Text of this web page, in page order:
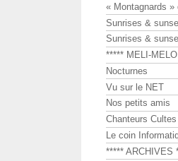
« Montagnards »
Sunrises &
Sunrises &
***** MELI-
Nocturnes
Vu sur le NET
Nos petits amis
Chanteurs Cultes
Le coin
***** ARCHIVES